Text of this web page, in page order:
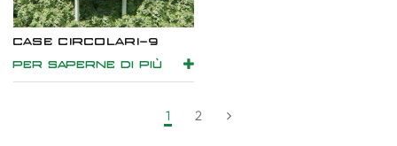
CASE CIRCOLARI-9
PER SAPERNE DI PIÙ
1 2